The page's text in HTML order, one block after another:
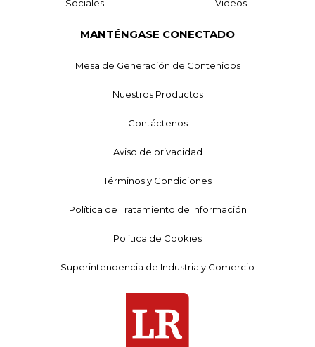
Sociales Videos
MANTÉNGASE CONECTADO
Mesa de Generación de Contenidos
Nuestros Productos
Contáctenos
Aviso de privacidad
Términos y Condiciones
Política de Tratamiento de Información
Política de Cookies
Superintendencia de Industria y Comercio